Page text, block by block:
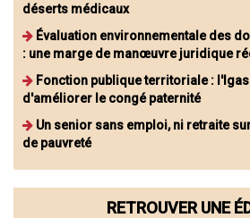
déserts médicaux
Évaluation environnementale des
: une marge de manœuvre juridique
Fonction publique territoriale :
d'améliorer le congé paternité
Un senior sans emploi, ni retraite
de pauvreté
RETROUVER UNE